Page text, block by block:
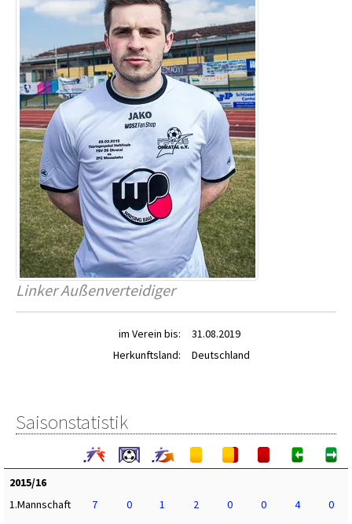
Linker Außenverteidiger
im Verein bis:
31.08.2019
Herkunftsland:
Deutschland
Saisonstatistik
2015/16
1.Mannschaft
7 0 1 2 0 0 4
0